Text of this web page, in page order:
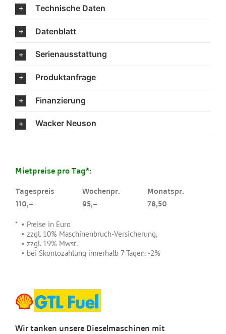
Technische Daten
Datenblatt
Serienausstattung
Produktanfrage
Finanzierung
Wacker Neuson
Mietpreise pro Tag*:
Tagespreis Wochenpr.
Monatspr.
110,–
95,–
78,50
* • Preise in Euro
• zzgl. 10% Maschinenbruch-Versicherung,
• zzgl. 19% Mwst.
• bei Skontozahlung innerhalb 7 Tagen: -2%
Wir tanken unsere Dieselmaschinen mit